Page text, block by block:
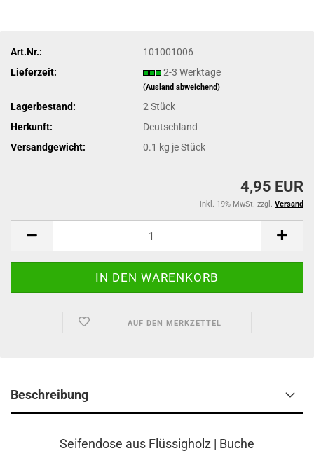
Art.Nr.:
101001006
Lieferzeit:
2-3 Werktage
(Ausland abweichend)
Lagerbestand: 2Stück
Herkunft:
Deutschland
Versandgewicht:
0.1 kg je Stück
4,95 EUR
inkl. 19% MwSt. zzgl. Versand
AUF DEN MERKZETTEL
Beschreibung
Seifendose aus Flüssigholz | Buche